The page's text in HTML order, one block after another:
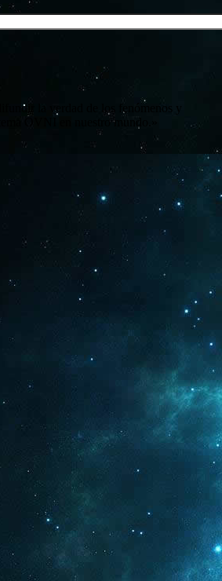
la verdad de los fenómenos y
OVNI en nuestro mundo.»